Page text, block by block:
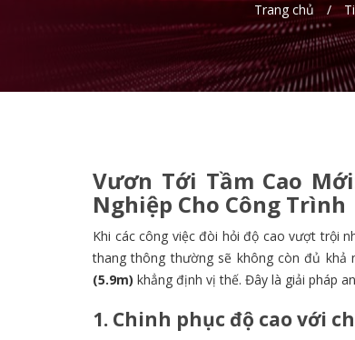
Trang chủ
Vươn Tới Tầm Cao
Nghiệp Cho Công Trình
Khi các công việc đòi hỏi độ cao vượt trội
thang thông thường sẽ không còn đủ khả
(5.9m) khẳng định vị thế. Đây là giải pháp
1. Chinh phục độ cao với